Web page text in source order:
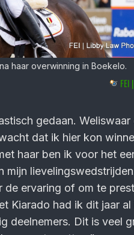
haar overwinning in Boekelo.
FEI
gedaan. Weliswaar
dat ik hier kon
haar ben ik voor het
mijn
de ervaring of om te
Kiarado had ik dit jaar al
deelnemers. Dit is veel